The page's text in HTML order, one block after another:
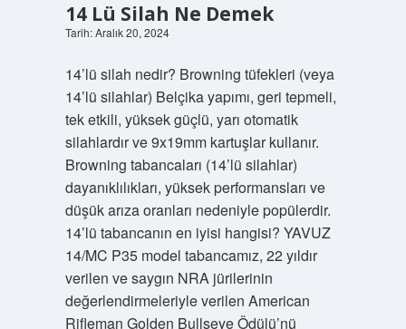
14 Lü Silah Ne Demek
Tarih: Aralık 20, 2024
14’lü silah nedir? Browning tüfekleri (veya
14’lü silahlar) Belçika yapımı, geri tepmeli,
tek etkili, yüksek güçlü, yarı otomatik
silahlardır ve 9x19mm kartuşlar kullanır.
Browning tabancaları (14’lü silahlar)
dayanıklılıkları, yüksek performansları ve
düşük arıza oranları nedeniyle popülerdir.
14’lü tabancanın en iyisi hangisi? YAVUZ
14/MC P35 model tabancamız, 22 yıldır
verilen ve saygın NRA jürilerinin
değerlendirmeleriyle verilen American
Rifleman Golden Bullseye Ödülü’nü